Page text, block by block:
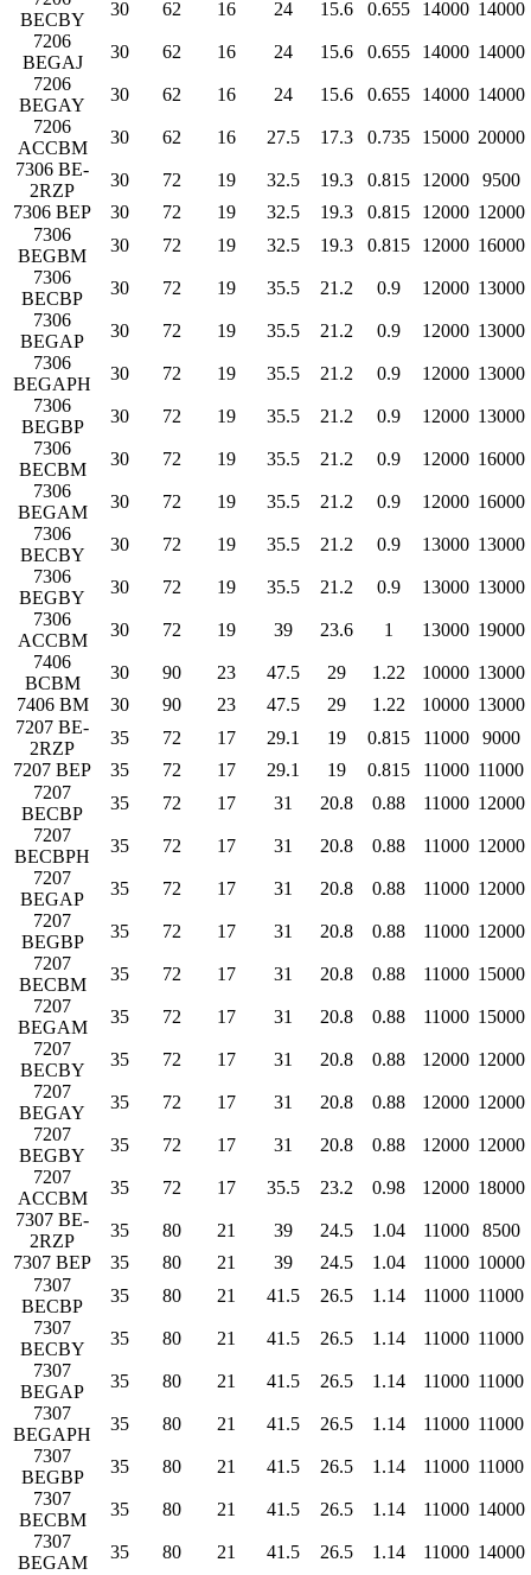
BECBY
30 62 16 24 15.6 0.655 14000 14000
7206
BEGAJ
30 62 16 24 15.6 0.655 14000 14000
7206
BEGAY
30 62 16 24 15.6 0.655 14000 14000
7206
ACCBM
30 62 16 27.5 17.3 0.735 15000 20000
7306 BE-
2RZP
30 72 19 32.5 19.3 0.815 12000
9500
7306 BEP
30 72 19 32.5 19.3 0.815 12000 12000
7306
BEGBM
30 72 19 32.5 19.3 0.815 12000 16000
7306
BECBP
30 72 19 35.5 21.2 0.9 12000 13000
7306
BEGAP
30 72 19 35.5 21.2 0.9 12000 13000
7306
BEGAPH
30 72 19 35.5 21.2 0.9 12000 13000
7306
BEGBP
30 72 19 35.5 21.2 0.9 12000 13000
7306
BECBM
30 72 19 35.5 21.2 0.9 12000 16000
7306
BEGAM
30 72 19 35.5 21.2 0.9 12000 16000
7306
BECBY
30 72 19 35.5 21.2 0.9 13000 13000
7306
BEGBY
30 72 19 35.5 21.2 0.9 13000 13000
7306
ACCBM
30 72 19 39 23.6 1 13000 19000
7406
BCBM
30 90 23 47.5 29 1.22 10000 13000
7406 BM
30 90 23 47.5 29 1.22 10000 13000
7207 BE-
2RZP
35 72 17 29.1 19 0.815 11000
9000
7207 BEP
35 72 17 29.1 19 0.815 11000 11000
7207
BECBP
35 72 17 31 20.8 0.88 11000 12000
7207
BECBPH
35 72 17 31 20.8 0.88 11000 12000
7207
BEGAP
35 72 17 31 20.8 0.88 11000 12000
7207
BEGBP
35 72 17 31 20.8 0.88 11000 12000
7207
BECBM
35 72 17 31 20.8 0.88 11000 15000
7207
BEGAM
35 72 17 31 20.8 0.88 11000 15000
7207
BECBY
35 72 17 31 20.8 0.88 12000 12000
7207
BEGAY
35 72 17 31 20.8 0.88 12000 12000
7207
BEGBY
35 72 17 31 20.8 0.88 12000 12000
7207
ACCBM
35 72 17 35.5 23.2 0.98 12000 18000
7307 BE-
2RZP
35 80 21 39 24.5 1.04 11000
8500
7307 BEP
35 80 21 39 24.5 1.04 11000 10000
7307
BECBP
35 80 21 41.5 26.5 1.14 11000 11000
7307
BECBY
35 80 21 41.5 26.5 1.14 11000 11000
7307
BEGAP
35 80 21 41.5 26.5 1.14 11000 11000
7307
BEGAPH
35 80 21 41.5 26.5 1.14 11000 11000
7307
BEGBP
35 80 21 41.5 26.5 1.14 11000 11000
7307
BECBM
35 80 21 41.5 26.5 1.14 11000 14000
7307
BEGAM
35 80 21 41.5 26.5 1.14 11000 14000